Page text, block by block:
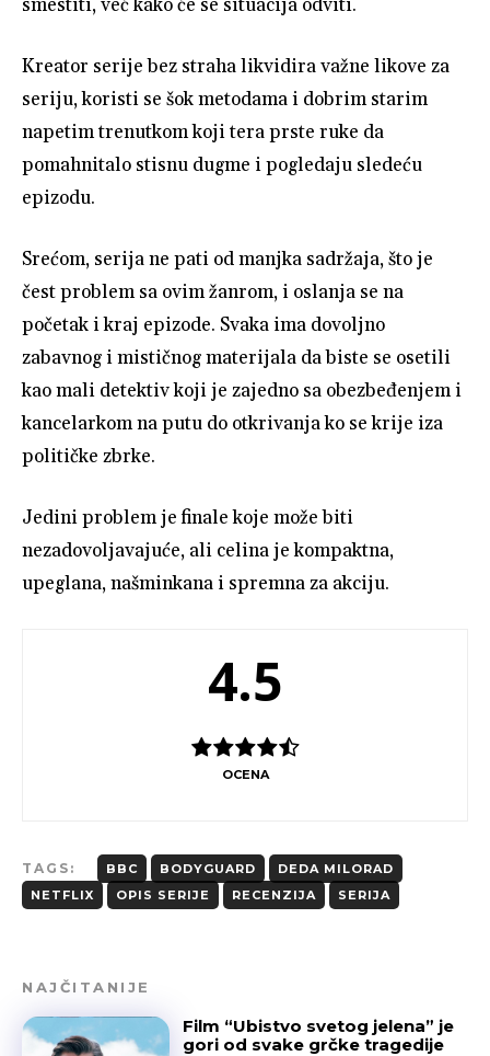
smestiti, već kako će se situacija odviti.
Kreator serije bez straha likvidira važne likove za
seriju, koristi se šok metodama i dobrim starim
napetim trenutkom koji tera prste ruke da
pomahnitalo stisnu dugme i pogledaju sledeću
epizodu.
Srećom, serija ne pati od manjka sadržaja, što je
čest problem sa ovim žanrom, i oslanja se na
početak i kraj epizode. Svaka ima dovoljno
zabavnog i mističnog materijala da biste se osetili
kao mali detektiv koji je zajedno sa obezbeđenjem i
kancelarkom na putu do otkrivanja ko se krije iza
političke zbrke.
Jedini problem je finale koje može biti
nezadovoljavajuće, ali celina je kompaktna,
upeglana, našminkana i spremna za akciju.
4.5
OCENA
TAGS: BBC BODYGUARD
DEDA MILORAD
NETFLIX
OPIS SERIJE RECENZIJA SERIJA
NAJČITANIJE
Film “Ubistvo svetog jelena” je
gori od svake grčke tragedije